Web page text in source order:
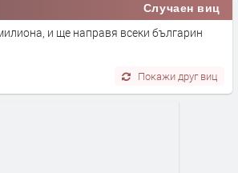
Случаен виц
и ще направя всеки българин
Покажи друг виц